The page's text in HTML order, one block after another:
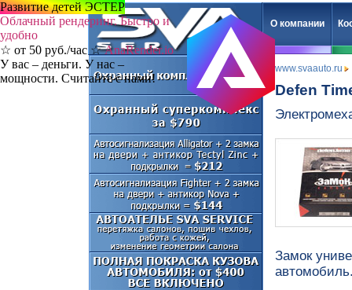
Развитие детей ЭСТЕР
Облачный рендеринг. Быстро и
удобно
☆ от 50 руб./час ☆AnaRender.io
У вас – деньги. У нас –
мощности. Считайте с нами!
О компании
www.svaauto.ru
Defen
Замок